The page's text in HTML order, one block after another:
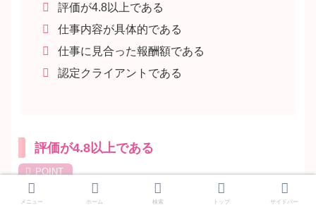
評価が4.8以上である
仕事内容が具体的である
仕事に見合った報酬額である
認定クライアントである
評価が4.8以上である
発注実績があり評価が高いので安心できる
メニュー ホーム 検索 トップ サイドバー